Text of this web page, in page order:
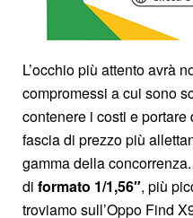
L’occhio più attento avrà
compromessi a cui sono
contenere i costi e
fascia di prezzo più
gamma della
di formato 1/1,56″, più
troviamo sull’Oppo Find